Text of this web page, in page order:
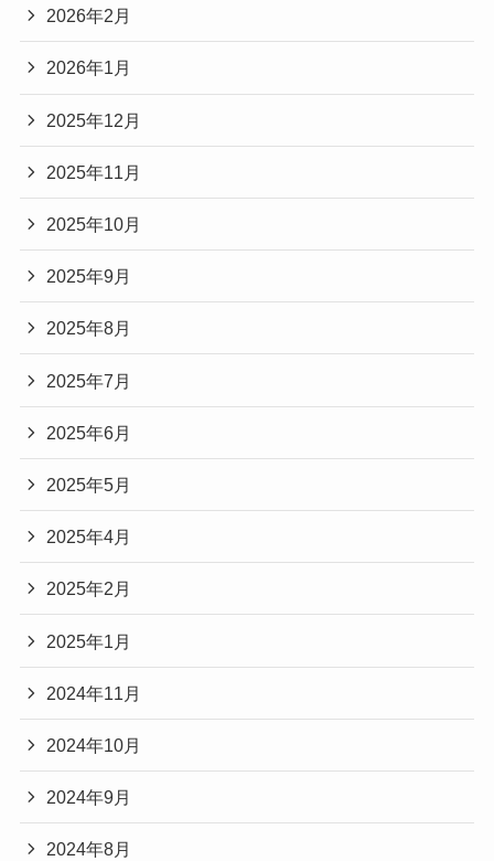
2026年2月
2026年1月
2025年12月
2025年11月
2025年10月
2025年9月
2025年8月
2025年7月
2025年6月
2025年5月
2025年4月
2025年2月
2025年1月
2024年11月
2024年10月
2024年9月
2024年8月